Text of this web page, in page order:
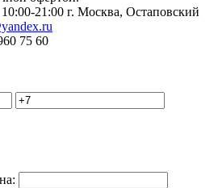
21:00 г. Москва, Остаповский
75 60